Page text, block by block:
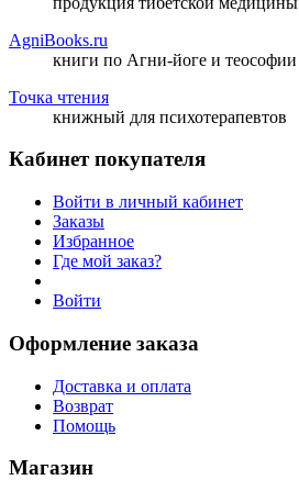
AgniBooks.ru
книги по Агни-йоге и теософии
Точка чтения
книжный для психотерапевтов
Кабинет покупателя
Войти в личный кабинет
Заказы
Избранное
Где мой заказ?
Войти
Оформление заказа
Доставка и оплата
Возврат
Помощь
Магазин